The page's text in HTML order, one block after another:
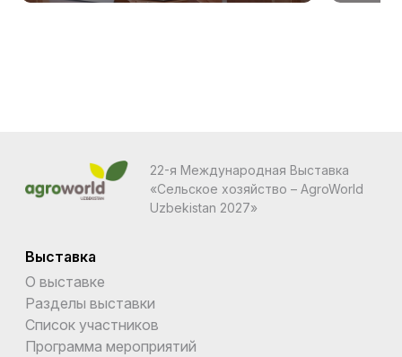
22-я Международная Выставка
«Сельское хозяйство – AgroWorld
Uzbekistan 2027»
Выставка
О выставке
Разделы выставки
Список участников
Программа мероприятий